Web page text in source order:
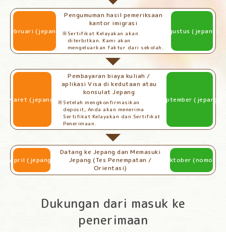
Februari (jepang)
Pengumuman hasil pemeriksaan
kantor imigrasi
Sertifikat Kelayakan akan
diterbitkan. Kami akan
mengeluarkan faktur dari sekolah.
Agustus (jepang)
Maret (jepang)
Pembayaran biaya kuliah /
aplikasi Visa di kedutaan atau
konsulat Jepang
Setelah mengkonfirmasikan
deposit, Anda akan menerima
Sertifikat Kelayakan dan Sertifikat
Penerimaan.
September (jepang)
April (jepang)
Datang ke Jepang dan Memasuki
Jepang (Tes Penempatan /
Orientasi)
Oktober (nomor)
Dukungan dari masuk ke
penerimaan